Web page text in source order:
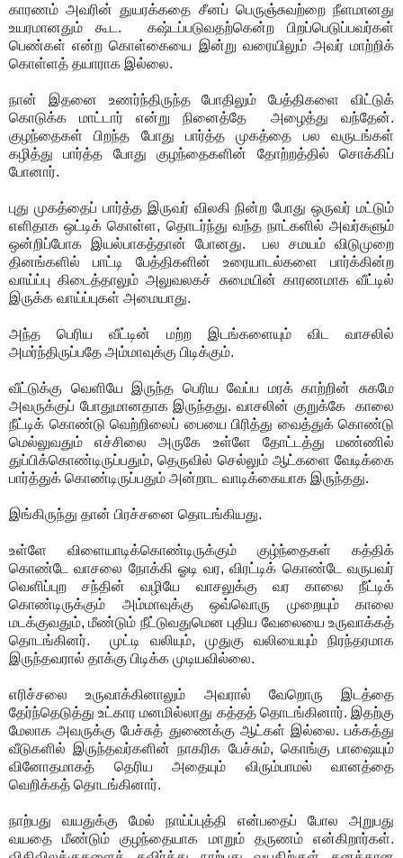
காரணம் அவரின் துயரக்கதை சீனப் பெருஞ்சுவற்றை நீளமானது
உயரமானதும் கூட. கஷ்டப்படுவதற்கென்ற பிறப்பெடுப்பவர்கள்
பெண்கள் என்ற கொள்கையை இன்று வரையிலும் அவர் மாற்றிக்
கொள்ளத் தயாராக இல்லை.
நான் இதனை உணர்ந்திருந்த போதிலும் பேத்திகளை விட்டுக்
கொடுக்க மாட்டார் என்று நினைத்தே அழைத்து வந்தேன்.
குழந்தைகள் பிறந்த போது பார்த்த முகத்தை பல வருடங்கள்
கழித்து பார்த்த போது குழந்தைகளின் தோற்றத்தில் சொக்கிப்
போனார்.
புது முகத்தைப் பார்த்த இருவர் விலகி நின்ற போது ஒருவர் மட்டும்
எளிதாக ஒட்டிக் கொள்ள, தொடர்ந்து வந்த நாட்களில் அவர்களும்
ஒன்றிப்போக இயல்பாகத்தான் போனது. பல சமயம் விடுமுறை
தினங்களில் பாட்டி பேத்திகளின் உரையாடல்களை பார்க்கின்ற
வாய்ப்பு கிடைத்தாலும் அலுவலகச் சுமையின் காரணமாக வீட்டில்
இருக்க வாய்ப்புகள் அமையாது.
அந்த பெரிய வீட்டின் மற்ற இடங்களையும் விட வாசலில்
அமர்ந்திருப்பதே அம்மாவுக்கு பிடிக்கும்.
வீட்டுக்கு வெளியே இருந்த பெரிய வேப்ப மரக் காற்றின் சுகமே
அவருக்குப் போதுமானதாக இருந்தது. வாசலின் குறுக்கே காலை
நீட்டிக் கொண்டு வெற்றிலைப் பையை பிரித்து வைத்துக் கொண்டு
மெல்லுவதும் எச்சிலை அருகே உள்ளே தோட்டத்து மண்ணில்
துப்பிக்கொண்டிருப்பதும், தெருவில் செல்லும் ஆட்களை வேடிக்கை
பார்த்துக் கொண்டிருப்பதும் அன்றாட வாடிக்கையாக இருந்தது.
இங்கிருந்து தான் பிரச்சனை தொடங்கியது.
உள்ளே விளையாடிக்கொண்டிருக்கும் குழ்ந்தைகள் கத்திக்
கொண்டே வாசலை நோக்கி ஓடி வர, விரட்டிக் கொண்டே வருபவர்
வெளிப்புற சந்தின் வழியே வாசலுக்கு வர காலை நீட்டிக்
கொண்டிருக்கும் அம்மாவுக்கு ஒவ்வொரு முறையும் காலை
மடக்குவதும், மீண்டும் நீட்டுவதுமென புதிய வேலையை உருவாக்கத்
தொடங்கினர். முட்டி வலியும், முதுகு வலியையும் நிரந்தரமாக
இருந்தவரால் தாக்கு பிடிக்க முடியவில்லை.
எரிச்சலை உருவாக்கினாலும் அவரால் வேறொரு இடத்தை
தேர்ந்தெடுத்து உட்கார மனமில்லாது கத்தத் தொடங்கினார். இதற்கு
மேலாக அவருக்கு பேச்சுத் துணைக்கு ஆட்கள் இல்லை. பக்கத்து
வீடுகளில் இருந்தவர்களின் நாகரிக பேச்சும், கொங்கு பாஷையும்
வினோதமாகத் தெரிய அதையும் விரும்பாமல் வானத்தை
வெறிக்கத் தொடங்கினார்.
நாற்பது வயதுக்கு மேல் நாய்ப்புத்தி என்பதைப் போல அறுபது
வயதை மீண்டும் குழந்தையாக மாறும் தருணம் என்கிறார்கள்.